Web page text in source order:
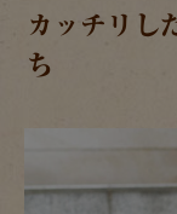
カッチリし
ち